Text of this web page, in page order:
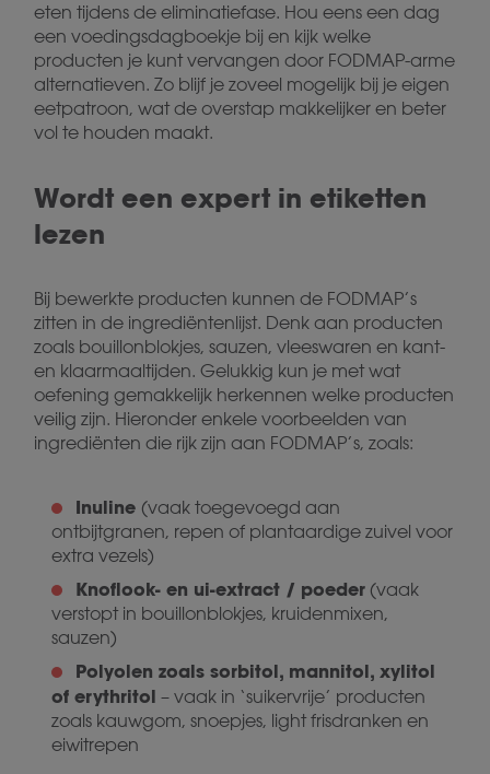
eten tijdens de eliminatiefase. Hou eens een dag
een voedingsdagboekje bij en kijk welke
producten je kunt vervangen door FODMAP-arme
alternatieven. Zo blijf je zoveel mogelijk bij je eigen
eetpatroon, wat de overstap makkelijker en beter
vol te houden maakt.
Wordt een expert in etiketten
lezen
Bij bewerkte producten kunnen de FODMAP’s
zitten in de ingrediëntenlijst. Denk aan producten
zoals bouillonblokjes, sauzen, vleeswaren en kant-
en klaarmaaltijden. Gelukkig kun je met wat
oefening gemakkelijk herkennen welke producten
veilig zijn. Hieronder enkele voorbeelden van
ingrediënten die rijk zijn aan FODMAP’s, zoals:
Inuline (vaak toegevoegd aan
ontbijtgranen, repen of plantaardige zuivel voor
extra vezels)
Knoflook- en ui-extract / poeder (vaak
verstopt in bouillonblokjes, kruidenmixen,
sauzen)
Polyolen zoals sorbitol, mannitol, xylitol
of erythritol – vaak in ‘suikervrije’ producten
zoals kauwgom, snoepjes, light frisdranken en
eiwitrepen